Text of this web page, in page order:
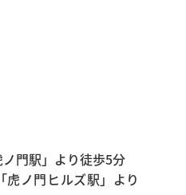
門駅」より徒歩5分
虎ノ門ヒルズ駅」より